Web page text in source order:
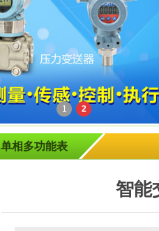
1 2
单相多功能表
智能